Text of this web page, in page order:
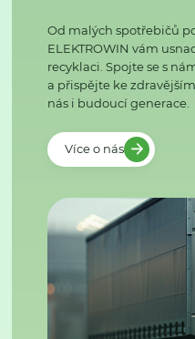
Od malých spotřebičů
ELEKTROWIN vám
recyklaci. Spojte se s
a přispějte ke
nás i budoucí generace.
Více o nás